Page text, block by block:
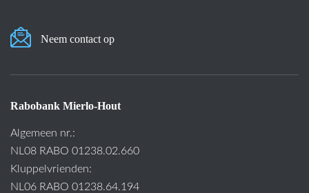
Neem contact op
Rabobank Mierlo-Hout
Algemeen nr.:
NL08 RABO 01238.02.660
Kluppelvrienden:
NL06 RABO 01238.64.194